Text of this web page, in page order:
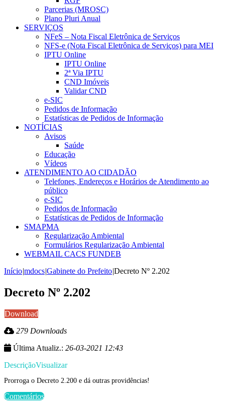
Parcerias (MROSC)
Plano Pluri Anual
SERVIÇOS
NFeS – Nota Fiscal Eletrônica de Serviços
NFS-e (Nota Fiscal Eletrônica de Serviços) para MEI
IPTU Online
IPTU Online
2ª Via IPTU
CND Imóveis
Validar CND
e-SIC
Pedidos de Informação
Estatísticas de Pedidos de Informação
NOTÍCIAS
Avisos
Saúde
Educação
Vídeos
ATENDIMENTO AO CIDADÃO
Telefones, Endereços e Horários de Atendimento ao
público
e-SIC
Pedidos de Informação
Estatísticas de Pedidos de Informação
SMAPMA
Regularização Ambiental
Formulários Regularização Ambiental
WEBMAIL CACS FUNDEB
Início|mdocs|Gabinete do Prefeito|Decreto Nº 2.202
Decreto Nº 2.202
Download
279 Downloads
Última Atualiz.: 26-03-2021 12:43
DescriçãoVisualizar
Prorroga o Decreto 2.200 e dá outras providências!
Comentários